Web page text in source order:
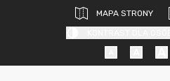
MAPA STRONY